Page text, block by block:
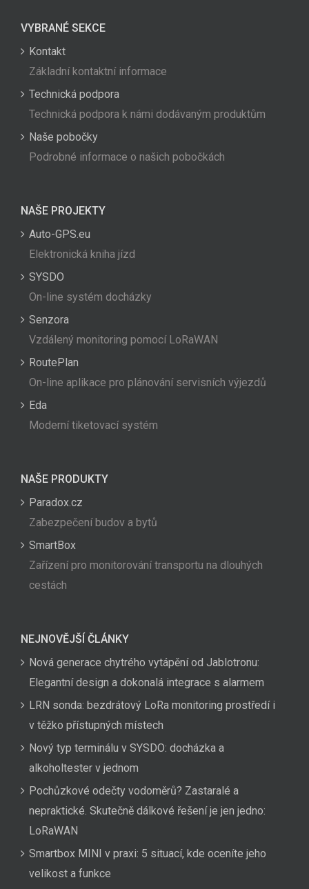
VYBRANÉ SEKCE
Kontakt
Základní kontaktní informace
Technická podpora
Technická podpora k námi dodávaným produktům
Naše pobočky
Podrobné informace o našich pobočkách
NAŠE PROJEKTY
Auto-GPS.eu
Elektronická kniha jízd
SYSDO
On-line systém docházky
Senzora
Vzdálený monitoring pomocí LoRaWAN
RoutePlan
On-line aplikace pro plánování servisních výjezdů
Eda
Moderní tiketovací systém
NAŠE PRODUKTY
Paradox.cz
Zabezpečení budov a bytů
SmartBox
Zařízení pro monitorování transportu na dlouhých
cestách
NEJNOVĚJŠÍ ČLÁNKY
Nová generace chytrého vytápění od Jablotronu:
Elegantní design a dokonalá integrace s alarmem
LRN sonda: bezdrátový LoRa monitoring prostředí i
v těžko přístupných místech
Nový typ terminálu v SYSDO: docházka a
alkoholtester v jednom
Pochůzkové odečty vodoměrů? Zastaralé a
nepraktické. Skutečně dálkové řešení je jen jedno:
LoRaWAN
Smartbox MINI v praxi: 5 situací, kde oceníte jeho
velikost a funkce